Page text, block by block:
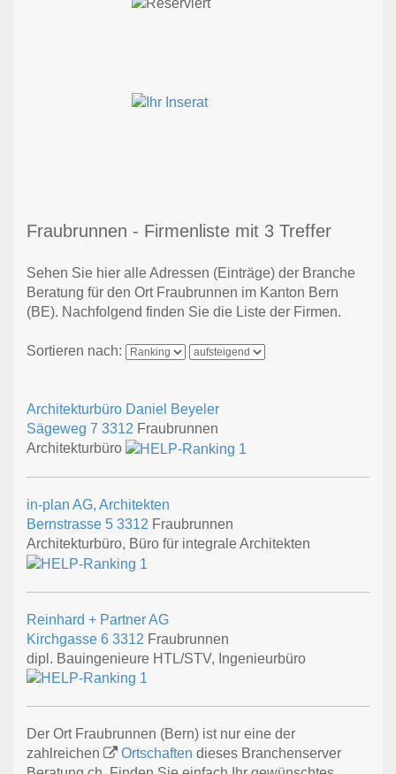
Fraubrunnen - Firmenliste mit 3 Treffer
Sehen Sie hier alle Adressen (Einträge) der Branche
Beratung für den Ort Fraubrunnen im Kanton Bern
(BE). Nachfolgend finden Sie die Liste der Firmen.
Sortieren nach:
Architekturbüro Daniel Beyeler
Sägeweg 7 3312 Fraubrunnen
Architekturbüro
in-plan AG, Architekten
Bernstrasse 5 3312 Fraubrunnen
Architekturbüro, Büro für integrale Architekten
Reinhard + Partner AG
Kirchgasse 6 3312 Fraubrunnen
dipl. Bauingenieure HTL/STV, Ingenieurbüro
Der Ort Fraubrunnen (Bern) ist nur eine der
zahlreichen
Ortschaften dieses Branchenserver